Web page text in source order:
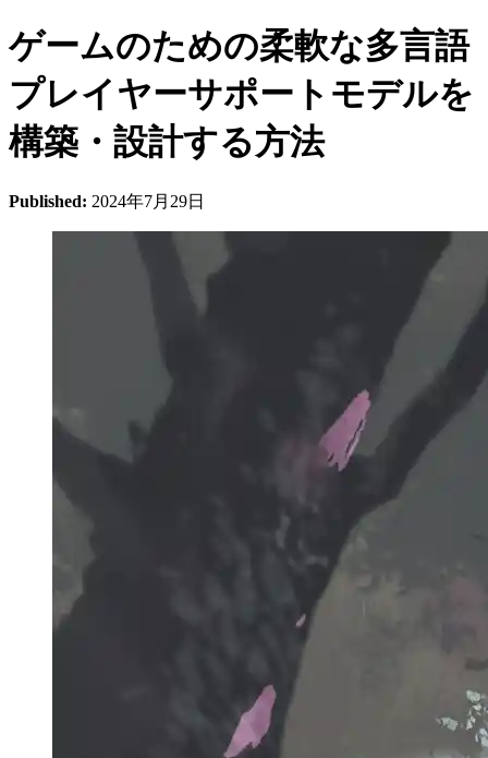
ゲームのための柔軟な多言語
プレイヤーサポートモデルを
構築・設計する方法
Published: 2024年7月29日